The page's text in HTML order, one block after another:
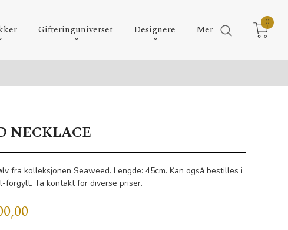
Gifteringuniverset Designere Mer
0
NECKLACE
fra kolleksjonen Seaweed. Lengde: 45cm. Kan også bestilles i
forgylt. Ta kontakt for diverse priser.